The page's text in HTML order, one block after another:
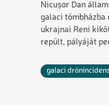
Nicușor Dan
galaci tömbházba
ukrajnai Reni
repült, pályáját
galaci